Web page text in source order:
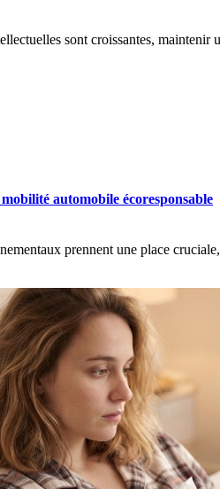
sont croissantes,
automobile écoresponsable
prennent une place